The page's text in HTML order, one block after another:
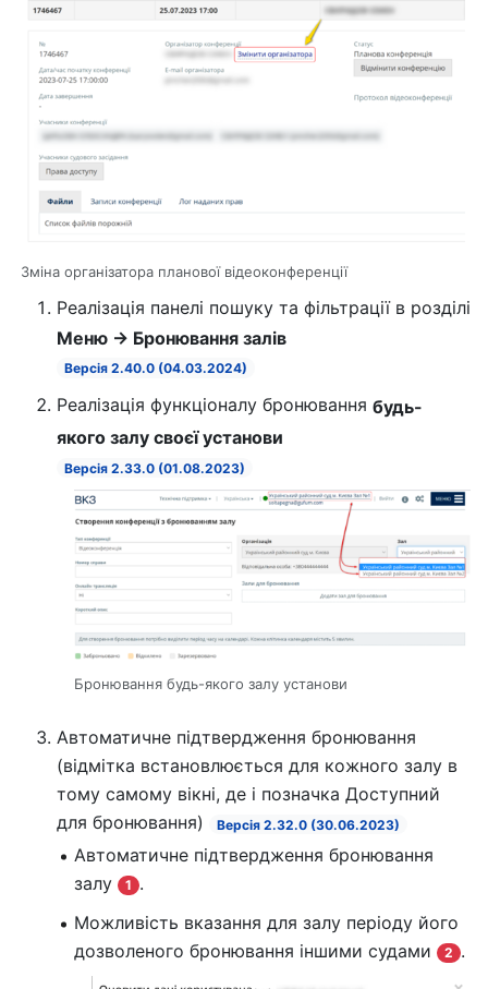
Зміна організатора планової відеоконференції
Реалізація панелі пошуку та фільтрації в розділі
Меню → Бронювання залів
Версія 2.40.0 (04.03.2024)
Реалізація функціоналу бронювання будь-
якого залу своєї установи
Версія 2.33.0 (01.08.2023)
Бронювання будь-якого залу установи
Автоматичне підтвердження бронювання
(відмітка встановлюється для кожного залу в
тому самому вікні, де і позначка Доступний
для бронювання)
Версія 2.32.0 (30.06.2023)
Автоматичне підтвердження бронювання
залу
1 .
Можливість вказання для залу періоду його
дозволеного бронювання іншими судами
2 .